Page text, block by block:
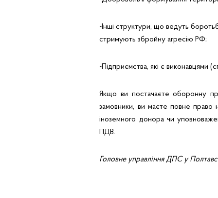
-Інші структури, що ведуть
стримують збройну агресію РФ;
-Підприємства, які є виконавцями
Якщо ви постачаєте оборонну
замовники, ви маєте повне
іноземного донора чи
ПДВ.
Головне управління ДПС у